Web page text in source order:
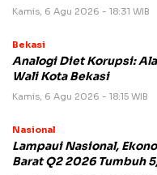
Kamis, 6 Agu 2026 - 18:31 WIB
Bekasi
Analogi Diet Korupsi:
Wali Kota Bekasi
Kamis, 6 Agu 2026 - 18:15 WIB
Nasional
Lampaui Nasional,
Barat Q2 2026 Tumbuh